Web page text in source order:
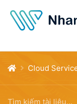
Cloud